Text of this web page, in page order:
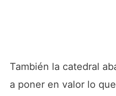
También la catedral
a poner en valor lo